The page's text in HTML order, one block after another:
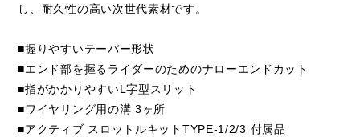
し、耐久性の高い次世代素材です。
■握りやすいテーパー形状
■エンド部を握るライダーのためのナローエンドカット
■指がかかりやすいL字型スリット
■ワイヤリング用の溝 3ヶ所
■アクティブ スロットルキットTYPE-1/2/3 付属品